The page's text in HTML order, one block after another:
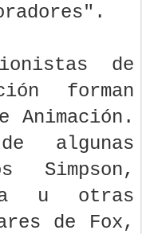
de
forman
Animación.
algunas
Simpson,
u otras
de Fox,